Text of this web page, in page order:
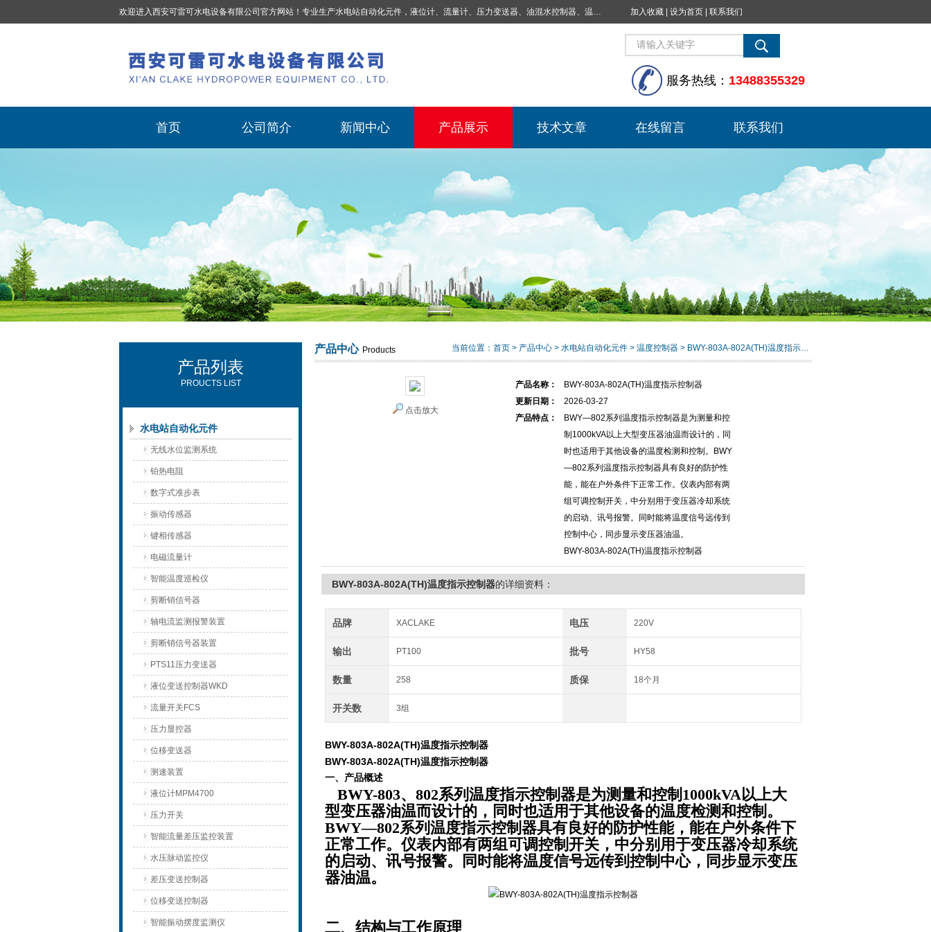
欢迎进入西安可雷可水电设备有限公司官方网站！专业生产水电站自动化元件，液位计、流量计、压力变送器、油混水控制器、温度传感器、电磁阀球阀蝶阀、测速装置、位移变送器、油冷却器、自动补气装置、机械过速保护装置、排水控制柜、压油装置控制系统、液位集中控制系统、水力量测控制系统、水轮发电机组监测系统、电容式液位开关、压力表、测温制动柜、蝴蝶阀球阀控制柜 | 加入收藏 设为首页 联系我们
西安可雷可水电设备有限公司
服务热线： 13488355329
首页 公司简介 新闻中心 产品展示 技术文章 在线留言 联系我们
产品列表
PROUCTS LIST
水电站自动化元件
无线水位监测系统
铂热电阻
数字式准步表
振动传感器
键相传感器
电磁流量计
智能温度巡检仪
剪断销信号器
轴电流监测报警装置
剪断销信号器装置
PTS11压力变送器
液位变送控制器WKD
流量开关FCS
压力显控器
位移变送器
测速装置
液位计MPM4700
压力开关
智能流量差压监控装置
水压脉动监控仪
差压变送控制器
位移变送控制器
智能振动摆度监测仪
产品中心 Products 当前位置： 首页 > 产品中心 > 水电站自动化元件 > 温度控制器 > BWY-803A-802A(TH)温度指示控制器
点击放大
产品名称：
BWY-803A-802A(TH)温度指示控制器
更新日期：
2026-03-27
产品特点：
BWY—802系列温度指示控制器是为测量和控
制1000kVA以上大型变压器油温而设计的，同
时也适用于其他设备的温度检测和控制。BWY
—802系列温度指示控制器具有良好的防护性
能，能在户外条件下正常工作。仪表内部有两
组可调控制开关，中分别用于变压器冷却系统
的启动、讯号报警。同时能将温度信号远传到
控制中心，同步显示变压器油温。
BWY-803A-802A(TH)温度指示控制器
BWY-803A-802A(TH)温度指示控制器的详细资料：
品牌 XACLAKE 电压 220V
输出 PT100 批号 HY58
数量 258 质保 18个月
开关数 3组
BWY-803A-802A(TH)温度指示控制器
BWY-803A-802A(TH)温度指示控制器
一、产品概述
BWY-803、802系列温度指示控制器是为测量和控制1000kVA以上大
型变压器油温而设计的，同时也适用于其他设备的温度检测和控制。
BWY—802系列温度指示控制器具有良好的防护性能，能在户外条件下
正常工作。仪表内部有两组可调控制开关，中分别用于变压器冷却系统
的启动、讯号报警。同时能将温度信号远传到控制中心，同步显示变压
器油温。
二、结构与工作原理